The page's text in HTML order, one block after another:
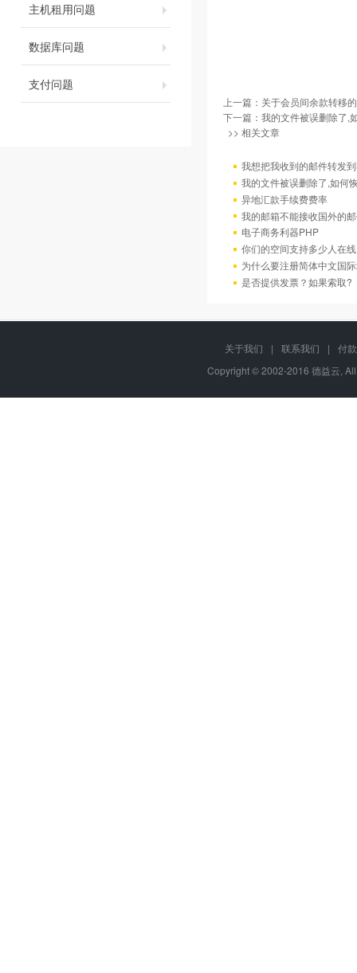
主机租用问题
数据库问题
支付问题
上一篇： 关于会员间余款转移
下一篇： 我的文件被误删除了,
>> 相关文章
我想把我收到的邮件转发
我的文件被误删除了,如何
异地汇款手续费费率
我的邮箱不能接收国外的
电子商务利器PHP
你们的空间支持多少人在
为什么要注册简体中文国
是否提供发票？如果索取?
关于我们 | 联系我们 |
付
Copyright © 2002-2016 德益云,